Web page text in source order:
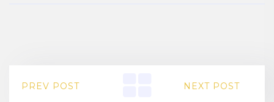
PREV POST NEXT POST